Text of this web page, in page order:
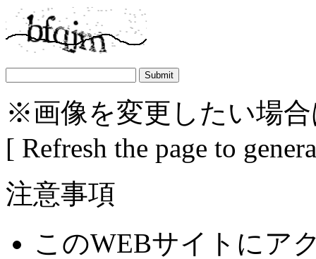
※画像を変更したい場
[ Refresh the page to
注意事項
このWEBサイトにア